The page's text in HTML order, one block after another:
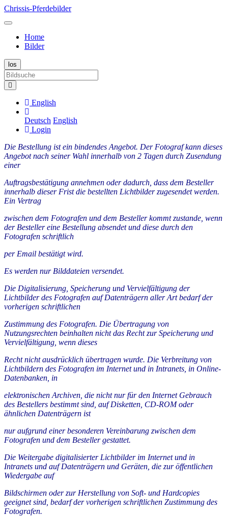
Chrissis-Pferdebilder
Home
Bilder
English
Deutsch English
Login
Die Bestellung ist ein bindendes Angebot. Der Fotograf kann dieses
Angebot nach seiner Wahl innerhalb von 2 Tagen durch Zusendung
einer
Auftragsbestätigung annehmen oder dadurch, dass dem Besteller
innerhalb dieser Frist die bestellten Lichtbilder zugesendet werden.
Ein Vertrag
zwischen dem Fotografen und dem Besteller kommt zustande, wenn
der Besteller eine Bestellung absendet und diese durch den
Fotografen schriftlich
per Email bestätigt wird.
Es werden nur Bilddateien versendet.
Die Digitalisierung, Speicherung und Vervielfältigung der
Lichtbilder des Fotografen auf Datenträgern aller Art bedarf der
vorherigen schriftlichen
Zustimmung des Fotografen. Die Übertragung von
Nutzungsrechten beinhalten nicht das Recht zur Speicherung und
Vervielfältigung, wenn dieses
Recht nicht ausdrücklich übertragen wurde. Die Verbreitung von
Lichtbildern des Fotografen im Internet und in Intranets, in Online-
Datenbanken, in
elektronischen Archiven, die nicht nur für den Internet Gebrauch
des Bestellers bestimmt sind, auf Disketten, CD-ROM oder
ähnlichen Datenträgern ist
nur aufgrund einer besonderen Vereinbarung zwischen dem
Fotografen und dem Besteller gestattet.
Die Weitergabe digitalisierter Lichtbilder im Internet und in
Intranets und auf Datenträgern und Geräten, die zur öffentlichen
Wiedergabe auf
Bildschirmen oder zur Herstellung von Soft- und Hardcopies
geeignet sind, bedarf der vorherigen schriftlichen Zustimmung des
Fotografen.